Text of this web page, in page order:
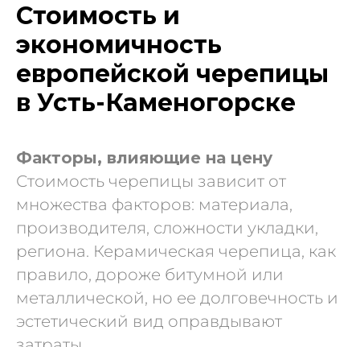
Стоимость и
экономичность
европейской черепицы
в Усть-Каменогорске
Факторы, влияющие на цену
Стоимость черепицы зависит от
множества факторов: материала,
производителя, сложности укладки,
региона. Керамическая черепица, как
правило, дороже битумной или
металлической, но ее долговечность и
эстетический вид оправдывают